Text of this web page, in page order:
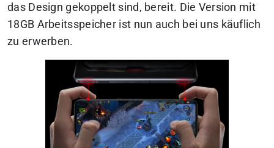
das Design gekoppelt sind, bereit. Die Version mit
18GB Arbeitsspeicher ist nun auch bei uns käuflich
zu erwerben.